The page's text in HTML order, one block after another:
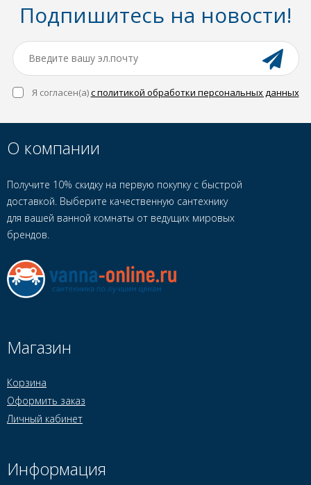
Подпишитесь на новости!
Я согласен(a)с политикой обработки персональных данных
О компании
Получите 10% скидку на первую покупку с быстрой
доставкой. Выберите качественную сантехнику
для вашей ванной комнаты от ведущих мировых
брендов.
Магазин
Корзина
Оформить заказ
Личный кабинет
Информация